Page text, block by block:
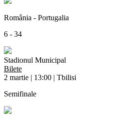
România - Portugalia
6 - 34
Stadionul Municipal
Bilete
2 martie | 13:00 | Tbilisi
Semifinale